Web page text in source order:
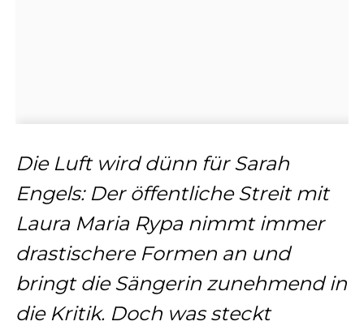
Die Luft wird dünn für Sarah
Engels: Der öffentliche Streit mit
Laura Maria Rypa nimmt immer
drastischere Formen an und
bringt die Sängerin zunehmend in
die Kritik. Doch was steckt